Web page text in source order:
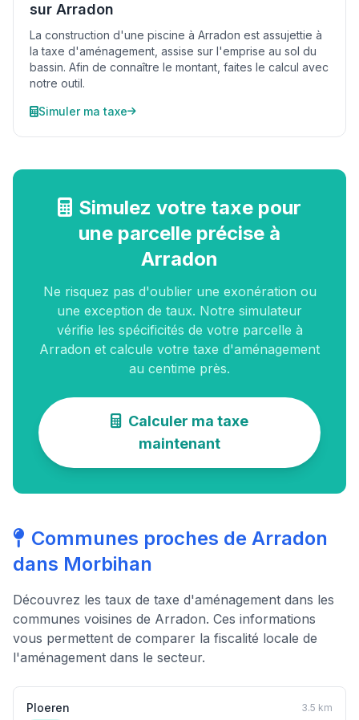
sur Arradon
La construction d'une piscine à Arradon est assujettie à
la taxe d'aménagement, assise sur l'emprise au sol du
bassin. Afin de connaître le montant, faites le calcul avec
notre outil.
Simuler ma taxe
Simulez votre taxe pour
une parcelle précise à
Arradon
Ne risquez pas d'oublier une exonération ou
une exception de taux. Notre simulateur
vérifie les spécificités de votre parcelle à
Arradon et calcule votre taxe d'aménagement
au centime près.
Calculer ma taxe
maintenant
Communes proches de Arradon
dans Morbihan
Découvrez les taux de taxe d'aménagement dans les
communes voisines de Arradon. Ces informations
vous permettent de comparer la fiscalité locale de
l'aménagement dans le secteur.
Ploeren
3.5 km